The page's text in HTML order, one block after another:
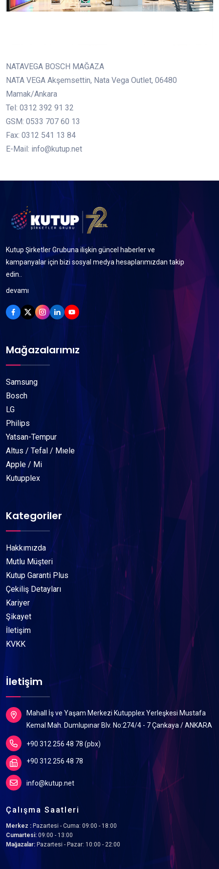
NATAVEGA BOSCH MAĞAZA
NATA VEGA Akşemsettin, Nata Vega Outlet, 06480
Mamak/Ankara
Tel: 0312 392 91 32
GSM: 0533 707 60 13
Fax: 0312 541 13 84
E-Mail: info@kutup.net
Kutup Şirketler Grubuna ilişkin güncel haberler ve
kampanyalar için bizi sosyal medya hesaplarımızdan takip
edin..
devamı
Mağazalarımız
Samsung
Bosch
LG
Philips
Yatsan-Tempur
Altus / Tefal / Mıele
Apple / Mi
Kutupplex
Kategoriler
Hakkımızda
Mutlu Müşteri
Kutup Garanti Plus
Çekiliş Detayları
Kariyer
Şikayet
İletişim
KVKK
İletişim
Mahall İş ve Yaşam Merkezi Kutupplex Yerleşkesi Mustafa
Kemal Mah. Dumlupınar Blv. No:274/4 - 7 Çankaya / ANKARA
+90 312 256 48 78 (pbx)
+90 312 256 48 78
info@kutup.net
Çalışma Saatleri
Merkez : Pazartesi - Cuma: 09:00 - 18:00
Cumartesi: 09:00 - 13:00
Mağazalar: Pazartesi - Pazar: 10:00 - 22:00